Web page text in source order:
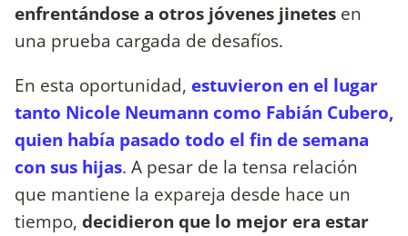
enfrentándose a otros jóvenes jinetes en
una prueba cargada de desafíos.
En esta oportunidad, estuvieron en el lugar
tanto Nicole Neumann como Fabián Cubero,
quien había pasado todo el fin de semana
con sus hijas. A pesar de la tensa relación
que mantiene la expareja desde hace un
tiempo, decidieron que lo mejor era estar